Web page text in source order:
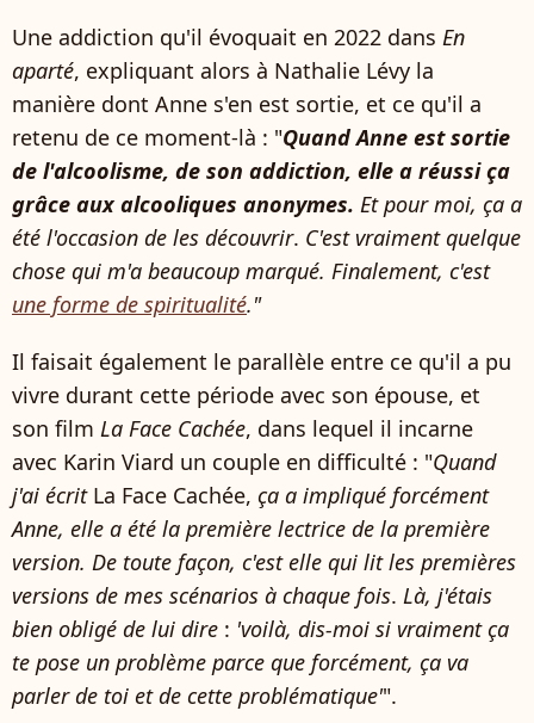
Une addiction qu'il évoquait en 2022 dans En
aparté, expliquant alors à Nathalie Lévy la
manière dont Anne s'en est sortie, et ce qu'il a
retenu de ce moment-là : "Quand Anne est sortie
de l'alcoolisme, de son addiction, elle a réussi ça
grâce aux alcooliques anonymes. Et pour moi, ça a
été l'occasion de les découvrir. C'est vraiment quelque
chose qui m'a beaucoup marqué. Finalement, c'est
une forme de spiritualité."
Il faisait également le parallèle entre ce qu'il a pu
vivre durant cette période avec son épouse, et
son film La Face Cachée, dans lequel il incarne
avec Karin Viard un couple en difficulté : "Quand
j'ai écritLa Face Cachée, ça a impliqué forcément
Anne, elle a été la première lectrice de la première
version. De toute façon, c'est elle qui lit les premières
versions de mes scénarios à chaque fois. Là, j'étais
bien obligé de lui dire : 'voilà, dis-moi si vraiment ça
te pose un problème parce que forcément, ça va
parler de toi et de cette problématique'".